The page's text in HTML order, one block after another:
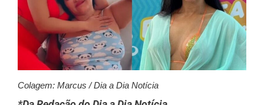
Colagem: Marcus / Dia a Dia Notícia